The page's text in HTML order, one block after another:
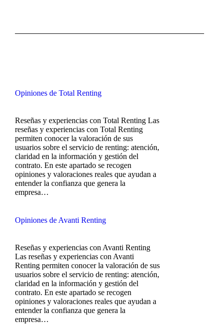
Opiniones de Total Renting
Reseñas y experiencias con Total Renting Las
reseñas y experiencias con Total Renting
permiten conocer la valoración de sus
usuarios sobre el servicio de renting: atención,
claridad en la información y gestión del
contrato. En este apartado se recogen
opiniones y valoraciones reales que ayudan a
entender la confianza que genera la
empresa…
Opiniones de Avanti Renting
Reseñas y experiencias con Avanti Renting
Las reseñas y experiencias con Avanti
Renting permiten conocer la valoración de sus
usuarios sobre el servicio de renting: atención,
claridad en la información y gestión del
contrato. En este apartado se recogen
opiniones y valoraciones reales que ayudan a
entender la confianza que genera la
empresa…